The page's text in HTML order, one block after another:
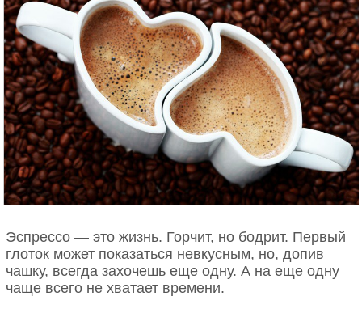
Река — девица. Звёзды — очи…
Она, как прежде, хороша…
Но лунный блеск холодной ночи —
Её остывшая душа.
Эспрессо — это жизнь. Горчит, но бодрит. Первый
глоток может показаться невкусным, но, допив
чашку, всегда захочешь еще одну. А на еще одну
чаще всего не хватает времени.